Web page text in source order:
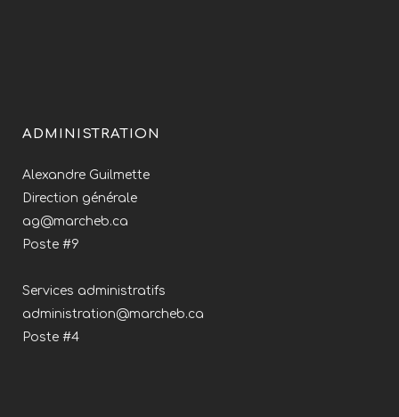
ADMINISTRATION
Alexandre Guilmette
Direction générale
ag@marcheb.ca
Poste #9
Services administratifs
administration@marcheb.ca
Poste #4